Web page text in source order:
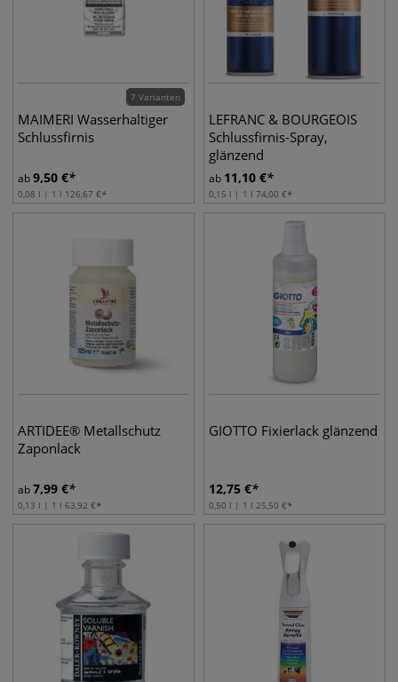
7 Varianten
MAIMERI Wasserhaltiger
Schlussfirnis
ab9,50 €
0,08 l | 1 l 126,67 €
LEFRANC & BOURGEOIS
Schlussfirnis-Spray,
glänzend
ab 11,10 €
0,15 l | 1 l 74,00 €
ARTIDEE® Metallschutz
Zaponlack
ab7,99 €
0,13 l | 1 l 63,92 €
GIOTTO Fixierlack glänzend
12,75 €
0,50 l | 1 l 25,50 €